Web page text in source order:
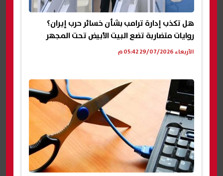
هل تكذب إدارة ترامب بشأن خسائر حرب إيران؟
روايات متضاربة تضع البيت الأبيض تحت المجهر
الأربعاء 29/07/2026 05:42 م